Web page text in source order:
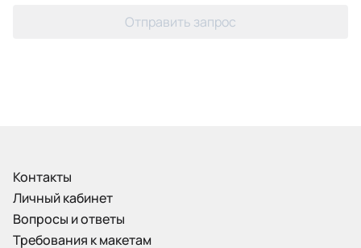
Отправить запрос
Контакты
Личный кабинет
Вопросы и ответы
Требования к макетам